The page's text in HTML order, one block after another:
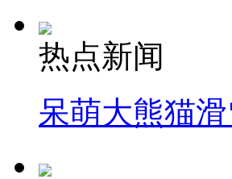
热点新闻
呆萌大熊猫